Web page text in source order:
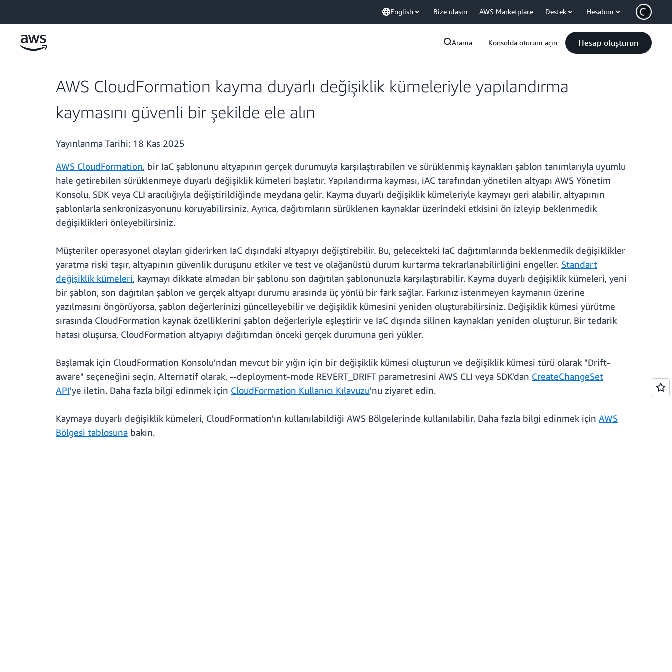
English Bize ulaşın AWS Marketplace Destek Hesabım
Arama Konsolda oturum açın Hesap oluşturun
AWS CloudFormation kayma duyarlı değişiklik kümeleriyle yapılandırma
kaymasını güvenli bir şekilde ele alın
Yayınlanma Tarihi: 18 Kas 2025
AWS CloudFormation, bir IaC şablonunu altyapının gerçek durumuyla karşılaştırabilen ve sürüklenmiş kaynakları şablon tanımlarıyla uyumlu
hale getirebilen sürüklenmeye duyarlı değişiklik kümeleri başlatır. Yapılandırma kayması, iAC tarafından yönetilen altyapı AWS Yönetim
Konsolu, SDK veya CLI aracılığıyla değiştirildiğinde meydana gelir. Kayma duyarlı değişiklik kümeleriyle kaymayı geri alabilir, altyapının
şablonlarla senkronizasyonunu koruyabilirsiniz. Ayrıca, dağıtımların sürüklenen kaynaklar üzerindeki etkisini ön izleyip beklenmedik
değişiklikleri önleyebilirsiniz.
Müşteriler operasyonel olayları giderirken IaC dışındaki altyapıyı değiştirebilir. Bu, gelecekteki IaC dağıtımlarında beklenmedik değişiklikler
yaratma riski taşır, altyapının güvenlik duruşunu etkiler ve test ve olağanüstü durum kurtarma tekrarlanabilirliğini engeller. Standart
değişiklik kümeleri, kaymayı dikkate almadan bir şablonu son dağıtılan şablonunuzla karşılaştırabilir. Kayma duyarlı değişiklik kümeleri, yeni
bir şablon, son dağıtılan şablon ve gerçek altyapı durumu arasında üç yönlü bir fark sağlar. Farkınız istenmeyen kaymanın üzerine
yazılmasını öngörüyorsa, şablon değerlerinizi güncelleyebilir ve değişiklik kümesini yeniden oluşturabilirsiniz. Değişiklik kümesi yürütme
sırasında CloudFormation kaynak özelliklerini şablon değerleriyle eşleştirir ve IaC dışında silinen kaynakları yeniden oluşturur. Bir tedarik
hatası oluşursa, CloudFormation altyapıyı dağıtımdan önceki gerçek durumuna geri yükler.
Başlamak için CloudFormation Konsolu'ndan mevcut bir yığın için bir değişiklik kümesi oluşturun ve değişiklik kümesi türü olarak "Drift-
aware" seçeneğini seçin. Alternatif olarak, --deployment-mode REVERT_DRIFT parametresini AWS CLI veya SDK'dan CreateChangeSet
API'ye iletin. Daha fazla bilgi edinmek için CloudFormation Kullanıcı Kılavuzu'nu ziyaret edin.
Kaymaya duyarlı değişiklik kümeleri, CloudFormation'ın kullanılabildiği AWS Bölgelerinde kullanılabilir. Daha fazla bilgi edinmek için AWS
Bölgesi tablosuna bakın.